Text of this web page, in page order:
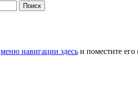
Поиск
меню навигации здесь и поместите